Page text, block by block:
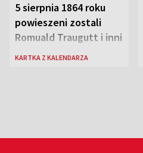
5 sierpnia 1864 roku
powieszeni zostali
Romuald Traugutt i inni
przywódcy Powstania
KARTKA Z KALENDARZA